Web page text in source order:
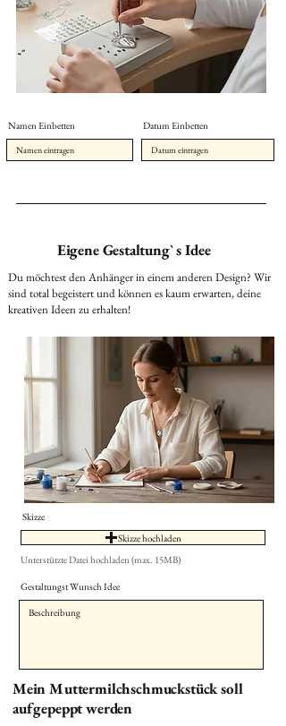
Namen Einbetten Datum Einbetten
Eigene Gestaltung` s Idee
Du möchtest den Anhänger in einem anderen Design? Wir
sind total begeistert und können es kaum erwarten, deine
kreativen Ideen zu erhalten!
Skizze
Skizze hochladen
Unterstützte Datei hochladen (max. 15MB)
Gestaltungst Wunsch Idee
Mein Muttermilchschmuckstück soll
aufgepeppt werden